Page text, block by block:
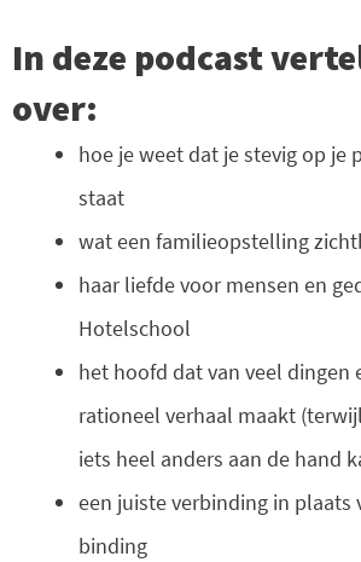
In deze podcast
over:
hoe je weet dat je stevig op je
staat
wat een familieopstelling
haar liefde voor mensen en
Hotelschool
het hoofd dat van veel dingen
rationeel verhaal maakt
iets heel anders aan de hand
een juiste verbinding in plaats
binding